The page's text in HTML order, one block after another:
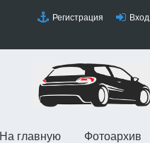
Регистрация Вход
На главную Фотоархив